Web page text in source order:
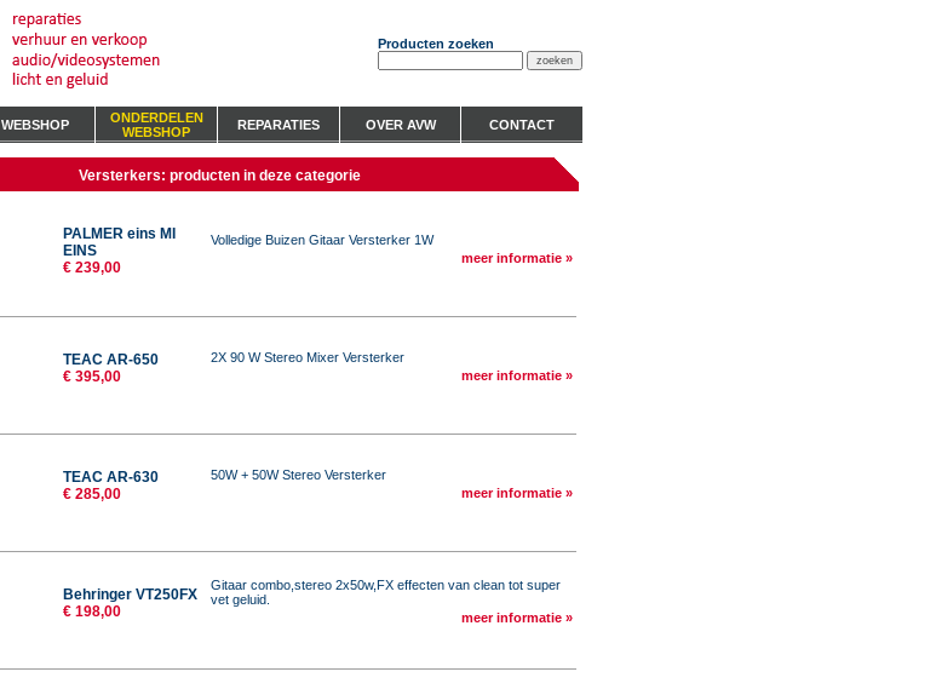
Producten zoeken
WEBSHOP
ONDERDELEN
WEBSHOP
REPARATIES OVER AVW CONTACT
Versterkers: producten in deze categorie
PALMER eins MI
EINS
€ 239,00
Volledige Buizen Gitaar Versterker 1W
meer informatie »
TEAC AR-650
€ 395,00
2X 90 W Stereo Mixer Versterker
meer informatie »
TEAC AR-630
€ 285,00
50W + 50W Stereo Versterker
meer informatie »
Behringer VT250FX
€ 198,00
Gitaar combo,stereo 2x50w,FX effecten van clean tot super
vet geluid.
meer informatie »